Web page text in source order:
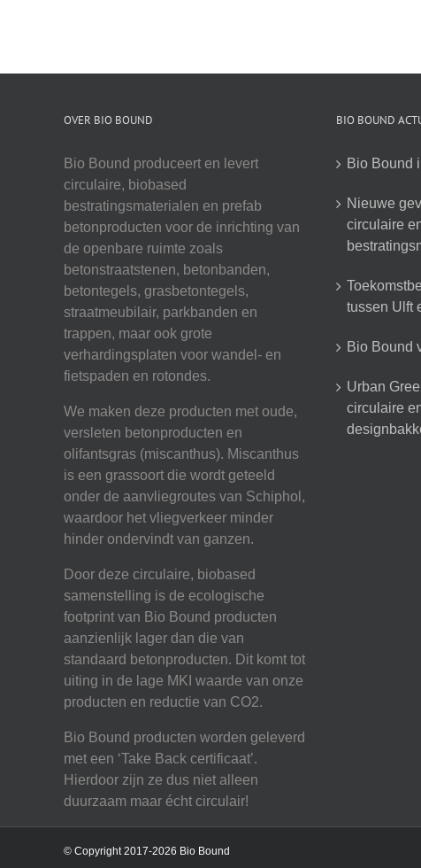
OVER BIO BOUND
Bio Bound produceert en levert
circulaire, biobased
bestratingsmaterialen en prefab
betonproducten voor de inrichting van
de openbare ruimte zoals
betonstraatstenen, betonbanden,
betontegels, grasbetontegels,
straatmeubilair, parkbanden en
trappen, maar ook grote
verhardingsplaten voor wandel- en
fietspaden en rotondes.
We maken deze producten met oude,
versleten betonproducten en
olifantsgras (miscanthus). Miscanthus
is een grassoort die wordt geteeld
onder de aanvliegroutes van Schiphol,
waardoor het vliegverkeer minder
hinder ondervindt van ganzen.
Door deze circulaire, biobased
samenstelling is de ecologische
footprint van Bio Bound producten
aanzienlijk lager dan die van
standaard betonproducten. Dit komt tot
uiting in de lage MKI waarde van onze
producten en reductie van CO2.
Bio Bound producten worden geleverd
met een ‘Take Back certificaat’.
Hierdoor zijn ze dus niet alleen
duurzaam maar écht circulair!
BIO BOUND
Bio Bound
Nieuwe
circulaire
tussen Ulft
Bio Bound
Urban
circulaire
© Copyright 2017-2026 Bio Bound